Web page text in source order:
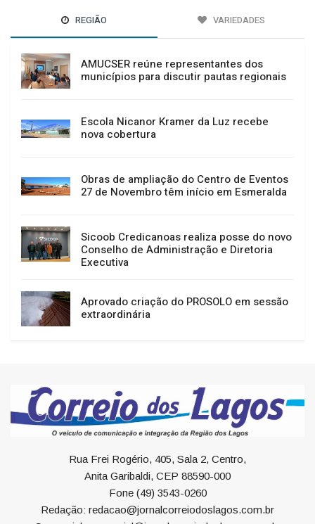
REGIÃO VARIEDADES
AMUCSER reúne representantes dos
municípios para discutir pautas regionais
Escola Nicanor Kramer da Luz recebe
nova cobertura
Obras de ampliação do Centro de Eventos
27 de Novembro têm início em Esmeralda
Sicoob Credicanoas realiza posse do novo
Conselho de Administração e Diretoria
Executiva
Aprovado criação do PROSOLO em sessão
extraordinária
Rua Frei Rogério, 405, Sala 2, Centro,
Anita Garibaldi, CEP 88590-000
Fone (49) 3543-0260
Redação: redacao@jornalcorreiodoslagos.com.br